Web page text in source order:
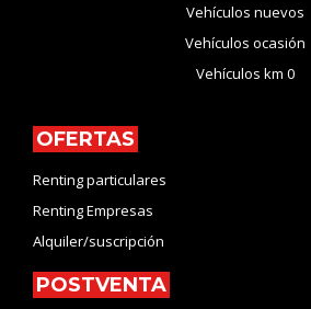
Vehículos nuevos
Vehículos ocasión
Vehículos km 0
OFERTAS
Renting particulares
Renting Empresas
Alquiler/suscripción
POSTVENTA